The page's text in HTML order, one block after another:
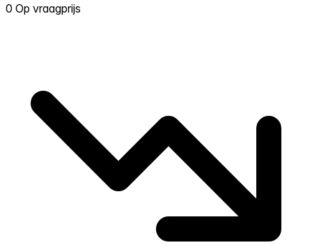
0 Op vraagprijs